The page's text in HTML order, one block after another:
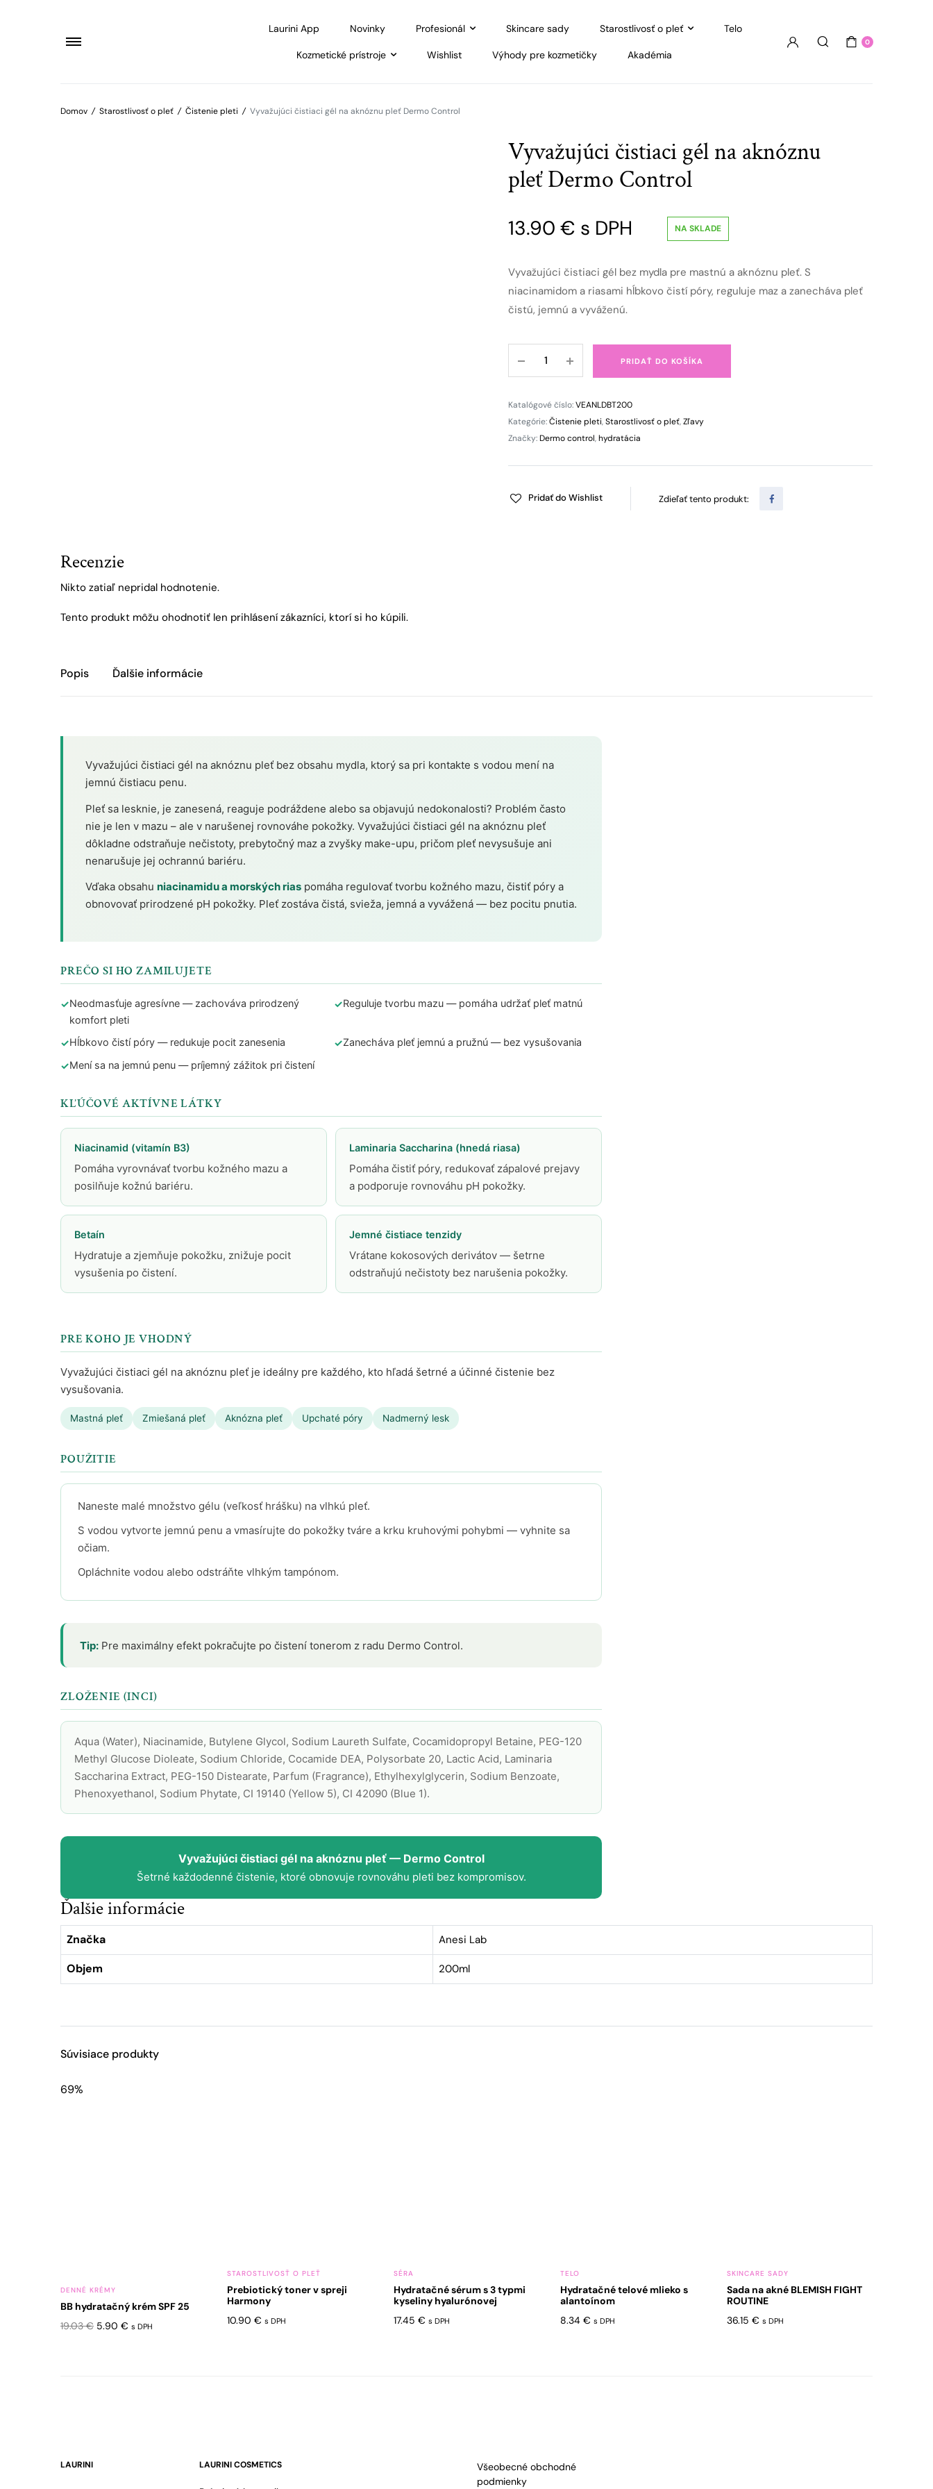
Laurini App Novinky Profesionál Skincare sady Starostlivosť o pleť Telo
Kozmetické prístroje Wishlist Výhody pre kozmetičky Akadémia
0
Domov / Starostlivosť o pleť / Čistenie pleti / Vyvažujúci čistiaci gél na aknóznu pleť Dermo Control
Vyvažujúci čistiaci gél na aknóznu
pleť Dermo Control
13.90 € s DPH NA SKLADE
Vyvažujúci čistiaci gél bez mydla pre mastnú a aknóznu pleť. S
niacinamidom a riasami hĺbkovo čistí póry, reguluje maz a zanecháva pleť
čistú, jemnú a vyváženú.
čistiaci
na
aknóznu
pleť
Control
PRIDAŤ DO KOŠÍKA
Katalógové číslo:VEANLDBT200
Kategórie:Čistenie pleti,Starostlivosť o pleť,Zľavy
Značky:Dermo control,hydratácia
Pridať do Wishlist Zdieľať tento produkt:
Recenzie
Nikto zatiaľ nepridal hodnotenie.
Tento produkt môžu ohodnotiť len prihlásení zákazníci, ktorí si ho kúpili.
Popis Ďalšie informácie
Vyvažujúci čistiaci gél na aknóznu pleť bez obsahu mydla, ktorý sa pri kontakte s vodou mení na
jemnú čistiacu penu.
Pleť sa lesknie, je zanesená, reaguje podráždene alebo sa objavujú nedokonalosti? Problém často
nie je len v mazu – ale v narušenej rovnováhe pokožky. Vyvažujúci čistiaci gél na aknóznu pleť
dôkladne odstraňuje nečistoty, prebytočný maz a zvyšky make-upu, pričom pleť nevysušuje ani
nenarušuje jej ochrannú bariéru.
Vďaka obsahu niacinamidu a morských rias pomáha regulovať tvorbu kožného mazu, čistiť póry a
obnovovať prirodzené pH pokožky. Pleť zostáva čistá, svieža, jemná a vyvážená — bez pocitu pnutia.
PREČO SI HO ZAMILUJETE
Neodmasťuje agresívne — zachováva prirodzený
komfort pleti
Reguluje tvorbu mazu — pomáha udržať pleť matnú
Hĺbkovo čistí póry — redukuje pocit zanesenia
Zanecháva pleť jemnú a pružnú — bez vysušovania
Mení sa na jemnú penu — príjemný zážitok pri čistení
KĽÚČOVÉ AKTÍVNE LÁTKY
Niacinamid (vitamín B3)
Pomáha vyrovnávať tvorbu kožného mazu a
posilňuje kožnú bariéru.
Laminaria Saccharina (hnedá riasa)
Pomáha čistiť póry, redukovať zápalové prejavy
a podporuje rovnováhu pH pokožky.
Betaín
Hydratuje a zjemňuje pokožku, znižuje pocit
vysušenia po čistení.
Jemné čistiace tenzidy
Vrátane kokosových derivátov — šetrne
odstraňujú nečistoty bez narušenia pokožky.
PRE KOHO JE VHODNÝ
Vyvažujúci čistiaci gél na aknóznu pleť je ideálny pre každého, kto hľadá šetrné a účinné čistenie bez
vysušovania.
Mastná pleť Zmiešaná pleť Aknózna pleť Upchaté póry Nadmerný lesk
POUŽITIE
Naneste malé množstvo gélu (veľkosť hrášku) na vlhkú pleť.
S vodou vytvorte jemnú penu a vmasírujte do pokožky tváre a krku kruhovými pohybmi — vyhnite sa
očiam.
Opláchnite vodou alebo odstráňte vlhkým tampónom.
Tip: Pre maximálny efekt pokračujte po čistení tonerom z radu Dermo Control.
ZLOŽENIE (INCI)
Aqua (Water), Niacinamide, Butylene Glycol, Sodium Laureth Sulfate, Cocamidopropyl Betaine, PEG-120
Methyl Glucose Dioleate, Sodium Chloride, Cocamide DEA, Polysorbate 20, Lactic Acid, Laminaria
Saccharina Extract, PEG-150 Distearate, Parfum (Fragrance), Ethylhexylglycerin, Sodium Benzoate,
Phenoxyethanol, Sodium Phytate, CI 19140 (Yellow 5), CI 42090 (Blue 1).
Vyvažujúci čistiaci gél na aknóznu pleť — Dermo Control
Šetrné každodenné čistenie, ktoré obnovuje rovnováhu pleti bez kompromisov.
Ďalšie informácie
Značka Anesi Lab
Objem 200ml
Súvisiace produkty
69%
produktu.
DENNÉ KRÉMY
BB hydratačný krém SPF 25
19.03€ Pôvodná
5.90 € Aktuálna
s DPH
STAROSTLIVOSŤ O PLEŤ
Prebiotický toner v spreji
Harmony
10.90 € s DPH
SÉRA
Hydratačné sérum s 3 typmi
kyseliny hyalurónovej
17.45 € s DPH
TELO
Hydratačné telové mlieko s
alantoínom
8.34 € s DPH
SKINCARE SADY
Sada na akné BLEMISH FIGHT
ROUTINE
36.15 € s DPH
LAURINI LAURINI COSMETICS
Všeobecné obchodné
podmienky